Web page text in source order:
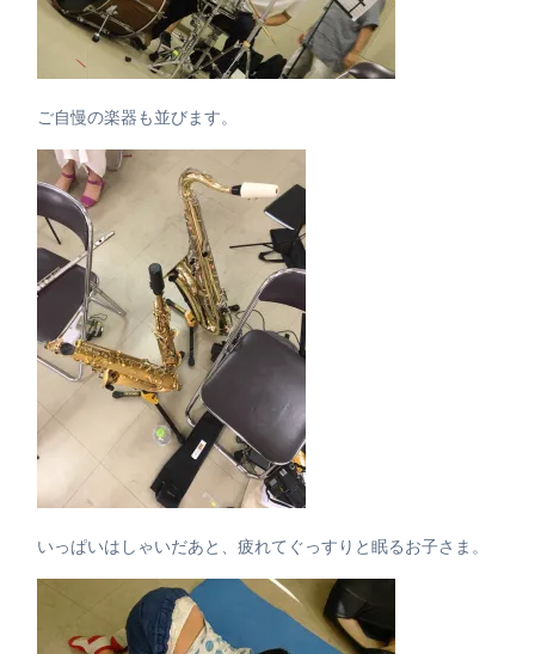
ご自慢の楽器も並びます。
いっぱいはしゃいだあと、疲れてぐっすりと眠るお子さま。